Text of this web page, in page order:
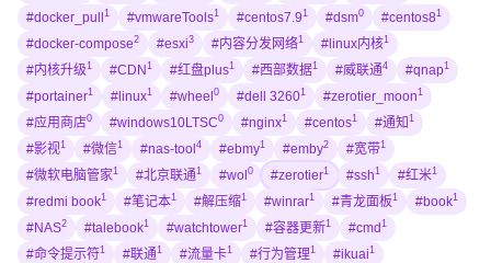
#docker_pull 1 #vmwareTools1 #centos7.9 1 #dsm0 #centos81
#docker-compose2 #esxi3 #内容分发网络1 #linux内核1
#内核升级 1 #CDN 1 #红盘plus1 #西部数据1 #威联通4 #qnap1
#portainer1 #linux1 #wheel 0 #dell 32601 #zerotier_moon 1
#应用商店0 #windows10LTSC0 #nginx1 #centos1 #通知 1
#影视1 #微信1 #nas-tool 4 #ebmy1 #emby2 #宽带 1
#微软电脑管家1 #北京联通1 #wol 0 #zerotier1 #ssh 1 #红米1
#redmi book1 #笔记本1 #解压缩1 #winrar1 #青龙面板 1 #book1
#NAS2 #talebook1 #watchtower1 #容器更新1 #cmd 1
#命令提示符1 #联通1 #流量卡1 #行为管理1 #ikuai 1